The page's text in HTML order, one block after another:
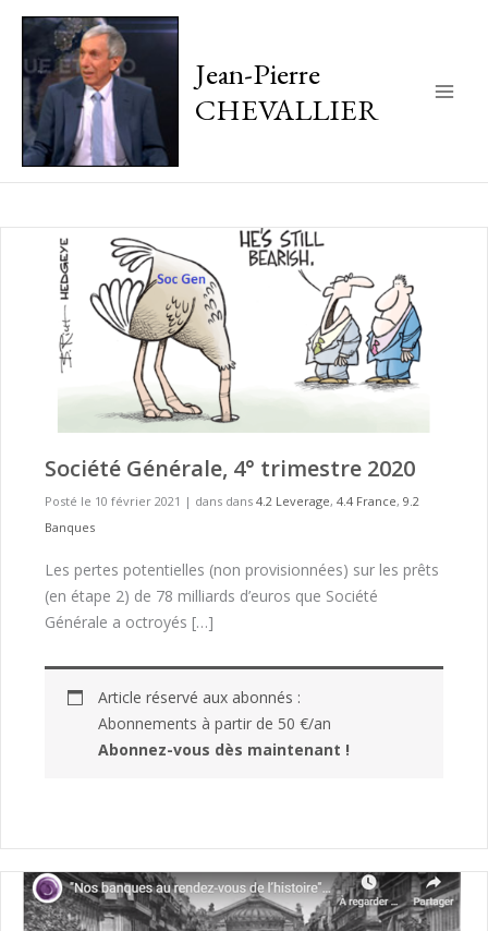
Jean-Pierre
CHEVALLIER
Société Générale, 4° trimestre 2020
Posté le 10 février 2021 | dans dans 4.2 Leverage, 4.4 France, 9.2
Banques
Les pertes potentielles (non provisionnées) sur les prêts
(en étape 2) de 78 milliards d’euros que Société
Générale a octroyés […]
Article réservé aux abonnés :
Abonnements à partir de 50 €/an
Abonnez-vous dès maintenant !